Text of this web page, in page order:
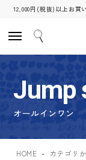
12,000円(税抜)以上お買
Jump
オールインワン
HOME カテゴリ